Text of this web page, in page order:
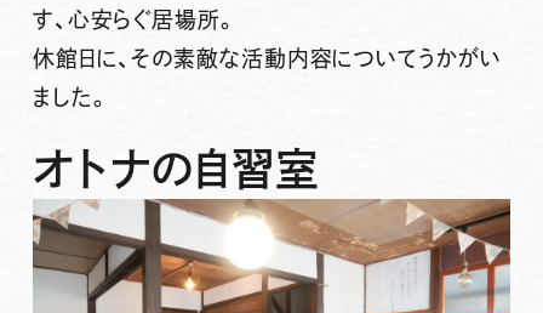
す、心安らぐ居場所。
休館日に、その素敵な活動内容についてうかがい
ました。
オトナの自習室